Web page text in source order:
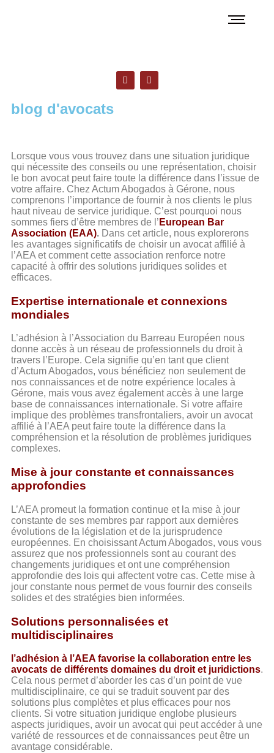
blog d'avocats
Lorsque vous vous trouvez dans une situation juridique
qui nécessite des conseils ou une représentation, choisir
le bon avocat peut faire toute la différence dans l’issue de
votre affaire. Chez Actum Abogados à Gérone, nous
comprenons l’importance de fournir à nos clients le plus
haut niveau de service juridique. C’est pourquoi nous
sommes fiers d’être membres de l’ European Bar
Association (EAA). Dans cet article, nous explorerons
les avantages significatifs de choisir un avocat affilié à
l’AEA et comment cette association renforce notre
capacité à offrir des solutions juridiques solides et
efficaces.
Expertise internationale et connexions
mondiales
L’adhésion à l’Association du Barreau Européen nous
donne accès à un réseau de professionnels du droit à
travers l’Europe. Cela signifie qu’en tant que client
d’Actum Abogados, vous bénéficiez non seulement de
nos connaissances et de notre expérience locales à
Gérone, mais vous avez également accès à une large
base de connaissances internationale. Si votre affaire
implique des problèmes transfrontaliers, avoir un avocat
affilié à l’AEA peut faire toute la différence dans la
compréhension et la résolution de problèmes juridiques
complexes.
Mise à jour constante et connaissances
approfondies
L’AEA promeut la formation continue et la mise à jour
constante de ses membres par rapport aux dernières
évolutions de la législation et de la jurisprudence
européennes. En choisissant Actum Abogados, vous vous
assurez que nos professionnels sont au courant des
changements juridiques et ont une compréhension
approfondie des lois qui affectent votre cas. Cette mise à
jour constante nous permet de vous fournir des conseils
solides et des stratégies bien informées.
Solutions personnalisées et
multidisciplinaires
l’adhésion à l’AEA favorise la collaboration entre les
avocats de différents domaines du droit et juridictions.
Cela nous permet d’aborder les cas d’un point de vue
multidisciplinaire, ce qui se traduit souvent par des
solutions plus complètes et plus efficaces pour nos
clients. Si votre situation juridique englobe plusieurs
aspects juridiques, avoir un avocat qui peut accéder à une
variété de ressources et de connaissances peut être un
avantage considérable.